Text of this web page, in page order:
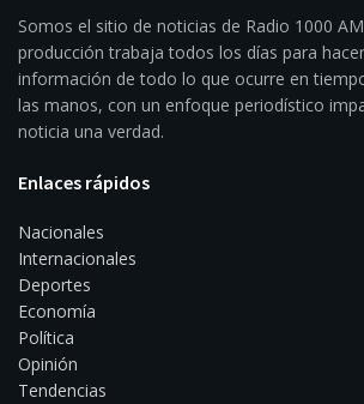
Somos el sitio de noticias de Radio 1000
producción trabaja todos los días para
información de todo lo que ocurre en
las manos, con un enfoque periodístico
noticia una verdad.
Enlaces rápidos
Nacionales
Internacionales
Deportes
Economía
Política
Opinión
Tendencias